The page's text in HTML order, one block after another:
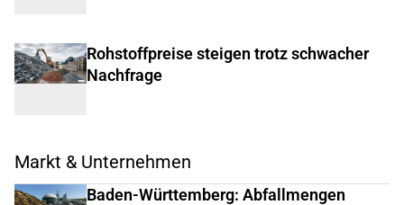
Rohstoffpreise steigen trotz schwacher
Nachfrage
Markt & Unternehmen
Baden-Württemberg: Abfallmengen